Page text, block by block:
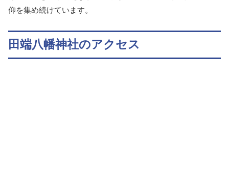
仰を集め続けています。
田端八幡神社のアクセス